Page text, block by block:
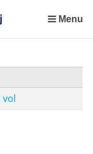
Menu
vol